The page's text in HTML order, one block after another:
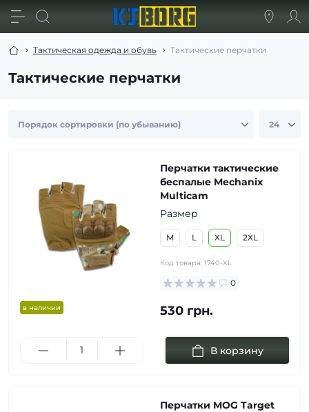
Тактическая одежда и обувь Тактические перчатки
Тактические перчатки
в наличии
Перчатки тактические
беспалые Mechanix
Multicam
Размер
M L XL 2XL
Код товара: 1740-XL
0
530 грн.
В корзину
Перчатки MOG Target